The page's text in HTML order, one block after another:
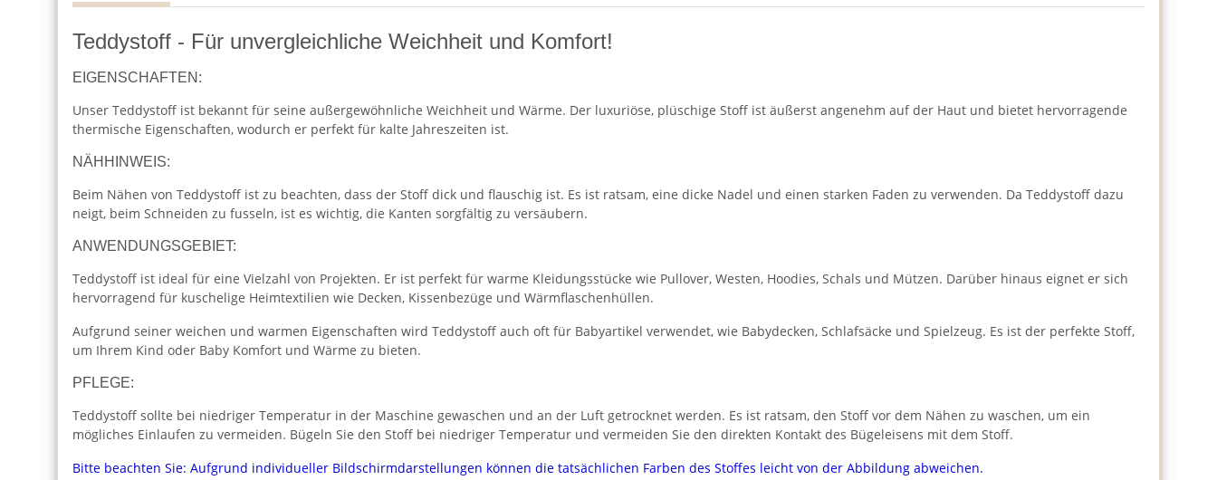
Teddystoff - Für unvergleichliche Weichheit und Komfort!
EIGENSCHAFTEN:
Unser Teddystoff ist bekannt für seine außergewöhnliche Weichheit und Wärme. Der luxuriöse, plüschige Stoff ist äußerst angenehm auf der Haut und bietet hervorragende
thermische Eigenschaften, wodurch er perfekt für kalte Jahreszeiten ist.
NÄHHINWEIS:
Beim Nähen von Teddystoff ist zu beachten, dass der Stoff dick und flauschig ist. Es ist ratsam, eine dicke Nadel und einen starken Faden zu verwenden. Da Teddystoff dazu
neigt, beim Schneiden zu fusseln, ist es wichtig, die Kanten sorgfältig zu versäubern.
ANWENDUNGSGEBIET:
Teddystoff ist ideal für eine Vielzahl von Projekten. Er ist perfekt für warme Kleidungsstücke wie Pullover, Westen, Hoodies, Schals und Mützen. Darüber hinaus eignet er sich
hervorragend für kuschelige Heimtextilien wie Decken, Kissenbezüge und Wärmflaschenhüllen.
Aufgrund seiner weichen und warmen Eigenschaften wird Teddystoff auch oft für Babyartikel verwendet, wie Babydecken, Schlafsäcke und Spielzeug. Es ist der perfekte Stoff,
um Ihrem Kind oder Baby Komfort und Wärme zu bieten.
PFLEGE:
Teddystoff sollte bei niedriger Temperatur in der Maschine gewaschen und an der Luft getrocknet werden. Es ist ratsam, den Stoff vor dem Nähen zu waschen, um ein
mögliches Einlaufen zu vermeiden. Bügeln Sie den Stoff bei niedriger Temperatur und vermeiden Sie den direkten Kontakt des Bügeleisens mit dem Stoff.
Bitte beachten Sie: Aufgrund individueller Bildschirmdarstellungen können die tatsächlichen Farben des Stoffes leicht von der Abbildung abweichen.